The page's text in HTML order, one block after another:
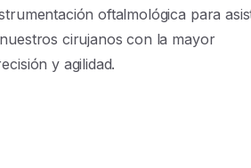
oftalmológica para
cirujanos con la mayor
y agilidad.